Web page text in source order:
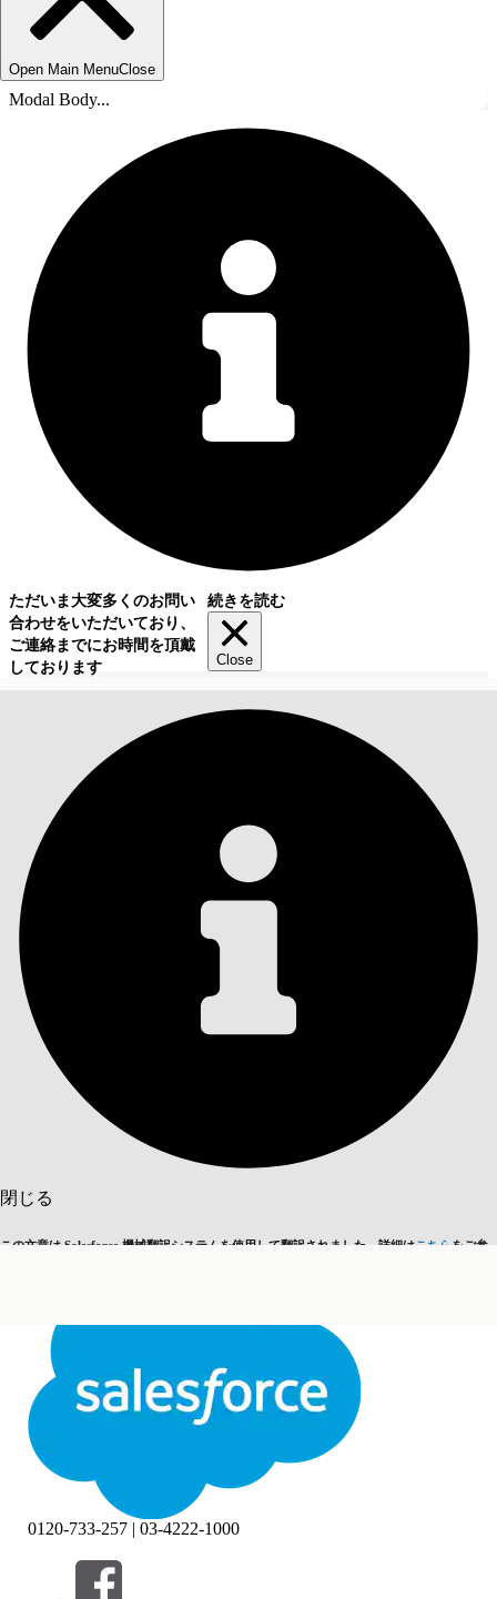
Open Main MenuClose
Modal Body...
ただいま大変多くのお問い
合わせをいただいており、
ご連絡までにお時間を頂戴
しております
続きを読む
Close
閉じる
この文章は Salesforce 機械翻訳システムを使用して翻訳されました。詳細はこちら をご参
閉じる 閉じる
目次
絞り込み条件 (0)
0120-733-257 | 03-4222-1000